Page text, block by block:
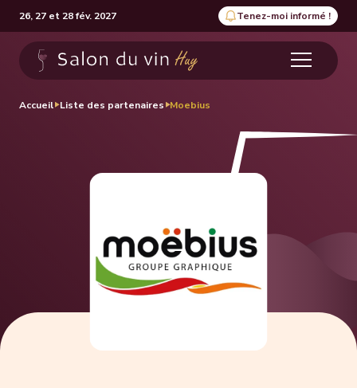
26, 27 et 28 fév. 2027 Tenez-moi informé !
Accueil Liste des partenaires Moebius